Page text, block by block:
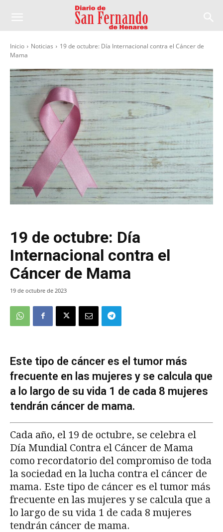
Inicio Noticias
19 de octubre: Día Internacional contra el Cáncer de
Mama
19 de octubre: Día
Internacional contra el
Cáncer de Mama
19 de octubre de 2023
Este tipo de cáncer es el tumor más
frecuente en las mujeres y se calcula que
a lo largo de su vida 1 de cada 8 mujeres
tendrán cáncer de mama.
Cada año, el 19 de octubre, se celebra el
Día Mundial Contra el Cáncer de Mama
como recordatorio del compromiso de toda
la sociedad en la lucha contra el cáncer de
mama. Este tipo de cáncer es el tumor más
frecuente en las mujeres y se calcula que a
lo largo de su vida 1 de cada 8 mujeres
tendrán cáncer de mama.